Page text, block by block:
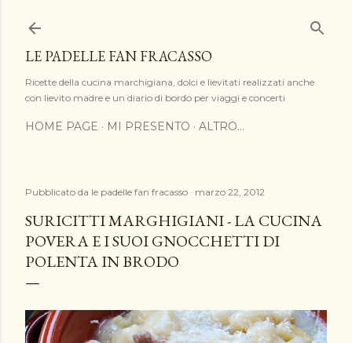
LE PADELLE FAN FRACASSO
Ricette della cucina marchigiana, dolci e lievitati realizzati anche
con lievito madre e un diario di bordo per viaggi e concerti
HOME PAGE MI PRESENTO ALTRO…
Pubblicato da le padelle fan fracasso marzo 22, 2012
SURICITTI MARGHIGIANI - LA CUCINA
POVERA E I SUOI GNOCCHETTI DI
POLENTA IN BRODO